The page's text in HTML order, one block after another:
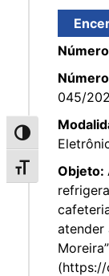
Alternar alto
Alternar
045/
Objeto:
atender
(https://